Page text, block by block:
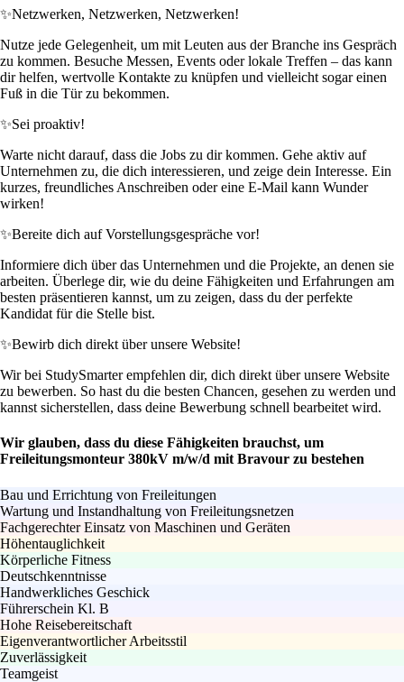
✨Netzwerken, Netzwerken, Netzwerken!
Nutze jede Gelegenheit, um mit Leuten aus der Branche ins Gespräch
zu kommen. Besuche Messen, Events oder lokale Treffen – das kann
dir helfen, wertvolle Kontakte zu knüpfen und vielleicht sogar einen
Fuß in die Tür zu bekommen.
✨Sei proaktiv!
Warte nicht darauf, dass die Jobs zu dir kommen. Gehe aktiv auf
Unternehmen zu, die dich interessieren, und zeige dein Interesse. Ein
kurzes, freundliches Anschreiben oder eine E-Mail kann Wunder
wirken!
✨Bereite dich auf Vorstellungsgespräche vor!
Informiere dich über das Unternehmen und die Projekte, an denen sie
arbeiten. Überlege dir, wie du deine Fähigkeiten und Erfahrungen am
besten präsentieren kannst, um zu zeigen, dass du der perfekte
Kandidat für die Stelle bist.
✨Bewirb dich direkt über unsere Website!
Wir bei StudySmarter empfehlen dir, dich direkt über unsere Website
zu bewerben. So hast du die besten Chancen, gesehen zu werden und
kannst sicherstellen, dass deine Bewerbung schnell bearbeitet wird.
Wir glauben, dass du diese Fähigkeiten brauchst, um
Freileitungsmonteur 380kV m/w/d mit Bravour zu bestehen
Bau und Errichtung von Freileitungen
Wartung und Instandhaltung von Freileitungsnetzen
Fachgerechter Einsatz von Maschinen und Geräten
Höhentauglichkeit
Körperliche Fitness
Deutschkenntnisse
Handwerkliches Geschick
Führerschein Kl. B
Hohe Reisebereitschaft
Eigenverantwortlicher Arbeitsstil
Zuverlässigkeit
Teamgeist